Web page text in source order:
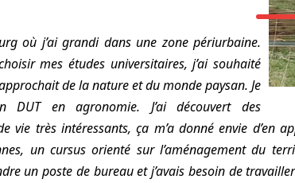
où j’ai grandi dans une zone périurbaine.
mes études universitaires, j’ai souhaité
de la nature et du monde paysan. Je
en agronomie. J’ai découvert des
vie très intéressants, ça m’a donné envie d’en
un cursus orienté sur l’aménagement du
un poste de bureau et j’avais besoin de